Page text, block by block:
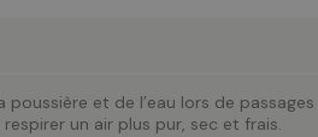
et de l’eau lors de passages
un air plus pur, sec et frais.